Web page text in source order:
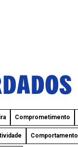
Comprometimento
Comportamento